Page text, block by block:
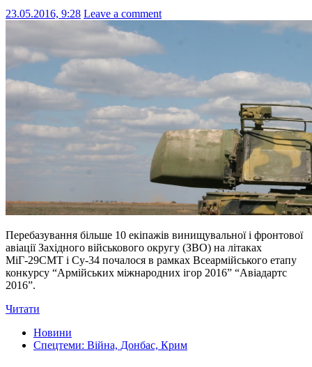
23.05.2016, 9:28 Leave a comment
Перебазування більше 10 екіпажів винищувальної і фронтової
авіації Західного військового округу (ЗВО) на літаках
МіГ-29СМТ і Су-34 почалося в рамках Всеармійського етапу
конкурсу “Армійських міжнародних ігор 2016” “Авіадартс
2016”.
Читати
Новини
Спецтеми: Війна, Донбас, Крим